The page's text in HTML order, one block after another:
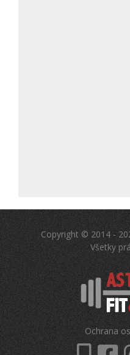
Copyright © 2014 -
Všetky
Ochrana